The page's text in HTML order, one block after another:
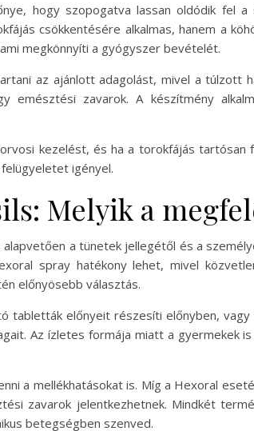
hogy szopogatva lassan oldódik fel
csökkentésére alkalmas, hanem a
megkönnyíti a gyógyszer bevételét.
az ajánlott adagolást, mivel a túlzott
emésztési zavarok. A készítmény
kezelést, és ha a torokfájás tartósan
igényel.
Melyik a
a tünetek jellegétől és a
spray hatékony lehet, mivel
előnyösebb választás.
tabletták előnyeit részesíti előnyben,
Az ízletes formája miatt a gyermekek
a mellékhatásokat is. Míg a Hexoral
zavarok jelentkezhetnek. Mindkét
betegségben szenved.